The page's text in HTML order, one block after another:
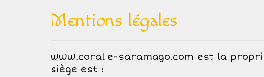
Mentions légales
www.coralie-saramago.com est la
siège est :